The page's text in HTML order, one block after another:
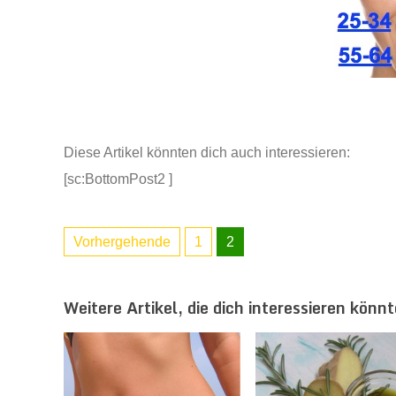
Diese Artikel könnten dich auch interessieren:
[sc:BottomPost2 ]
Vorhergehende 1 2
Weitere Artikel, die dich interessieren